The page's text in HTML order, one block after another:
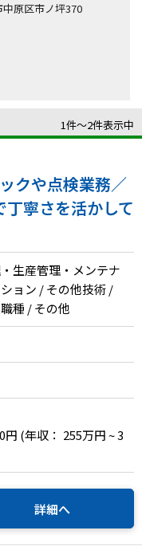
原区市ノ坪370
1件〜2件表示中
クや点検業務／
寧さを活かして
生産管理・メンテナ
ョン / その他技術 /
種 / その他
円 (年収： 255万円 ~ 3
詳細へ
ントサービス
ス
行支援サービス